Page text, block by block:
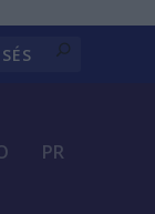
PR